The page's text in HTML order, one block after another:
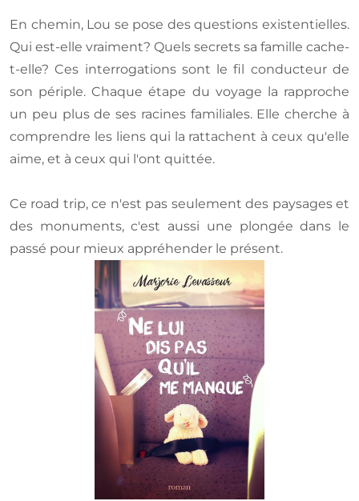
En chemin, Lou se pose des questions existentielles.
Qui est-elle vraiment? Quels secrets sa famille cache-
t-elle? Ces interrogations sont le fil conducteur de
son périple. Chaque étape du voyage la rapproche
un peu plus de ses racines familiales. Elle cherche à
comprendre les liens qui la rattachent à ceux qu'elle
aime, et à ceux qui l'ont quittée.
Ce road trip, ce n'est pas seulement des paysages et
des monuments, c'est aussi une plongée dans le
passé pour mieux appréhender le présent.